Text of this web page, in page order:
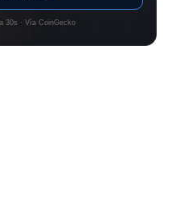
30s · Vía CoinGecko